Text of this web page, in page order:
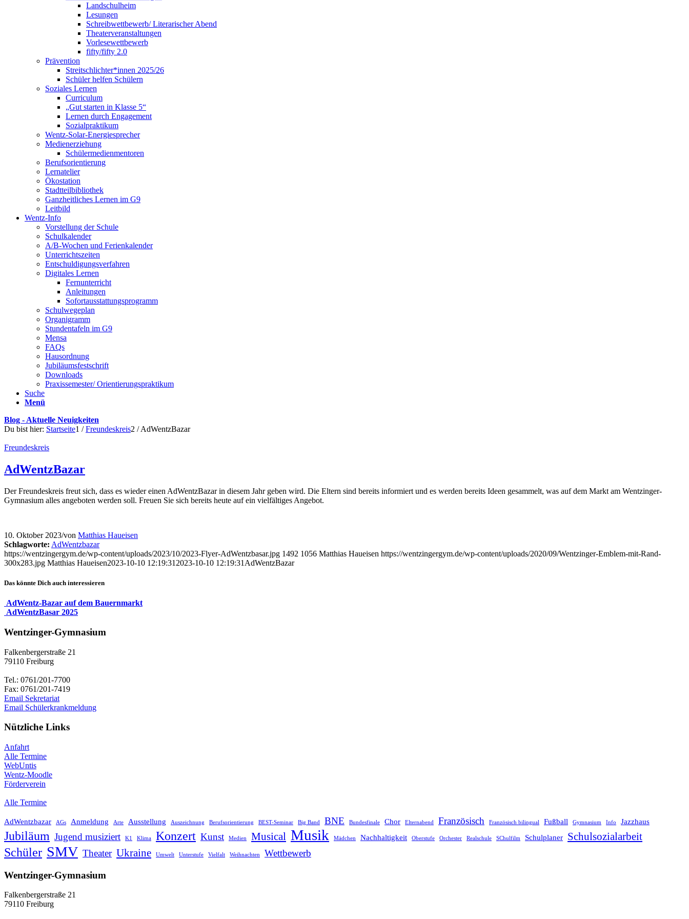
Landschulheim
Lesungen
Schreibwettbewerb/ Literarischer Abend
Theaterveranstaltungen
Vorlesewettbewerb
fifty/fifty 2.0
Prävention
Streitschlichter*innen 2025/26
Schüler helfen Schülern
Soziales Lernen
Curriculum
„Gut starten in Klasse 5“
Lernen durch Engagement
Sozialpraktikum
Wentz-Solar-Energiesprecher
Medienerziehung
Schülermedienmentoren
Berufsorientierung
Lernatelier
Ökostation
Stadtteilbibliothek
Ganzheitliches Lernen im G9
Leitbild
Wentz-Info
Vorstellung der Schule
Schulkalender
A/B-Wochen und Ferienkalender
Unterrichtszeiten
Entschuldigungsverfahren
Digitales Lernen
Fernunterricht
Anleitungen
Sofortausstattungsprogramm
Schulwegeplan
Organigramm
Stundentafeln im G9
Mensa
FAQs
Hausordnung
Jubiläumsfestschrift
Downloads
Praxissemester/ Orientierungspraktikum
Suche
Menü
Blog - Aktuelle Neuigkeiten
Du bist hier: Startseite1 / Freundeskreis2 / AdWentzBazar
Freundeskreis
AdWentzBazar
Der Freundeskreis freut sich, dass es wieder einen AdWentzBazar in diesem Jahr geben wird. Die Eltern sind bereits informiert und es werden bereits Ideen gesammelt, was auf dem Markt am Wentzinger-
Gymnasium alles angeboten werden soll. Freuen Sie sich bereits heute auf ein vielfältiges Angebot.
10. Oktober 2023/von Matthias Haueisen
Schlagworte: AdWentzbazar
https://wentzingergym.de/wp-content/uploads/2023/10/2023-Flyer-AdWentzbasar.jpg 1492 1056 Matthias Haueisen https://wentzingergym.de/wp-content/uploads/2020/09/Wentzinger-Emblem-mit-Rand-
300x283.jpg Matthias Haueisen2023-10-10 12:19:31 2023-10-10 12:19:31 AdWentzBazar
Das könnte Dich auch interessieren
AdWentz-Bazar auf dem Bauernmarkt
AdWentzBasar 2025
Wentzinger-Gymnasium
Falkenbergerstraße 21
79110 Freiburg
Tel.: 0761/201-7700
Fax: 0761/201-7419
Email Sekretariat
Email Schülerkrankmeldung
Nützliche Links
Anfahrt
Alle Termine
WebUntis
Wentz-Moodle
Förderverein
Alle Termine
AdWentzbazar AGs Anmeldung Arte Ausstellung Auszeichnung Berufsorientierung BEST-Seminar Big Band BNE Bundesfinale Chor Elternabend Französisch Französisch bilingual Fußball Gymnasium Info Jazzhaus
Jubiläum Jugend musiziert K1 Klima Konzert Kunst Medien Musical Musik Mädchen Nachhaltigkeit Oberstufe Orchester Realschule SChulfilm Schulplaner Schulsozialarbeit
Schüler SMV Theater Ukraine Umwelt Unterstufe Vielfalt Weihnachten Wettbewerb
Wentzinger-Gymnasium
Falkenbergerstraße 21
79110 Freiburg